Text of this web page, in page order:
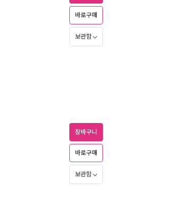
바로구매
보관함
장바구니
바로구매
보관함